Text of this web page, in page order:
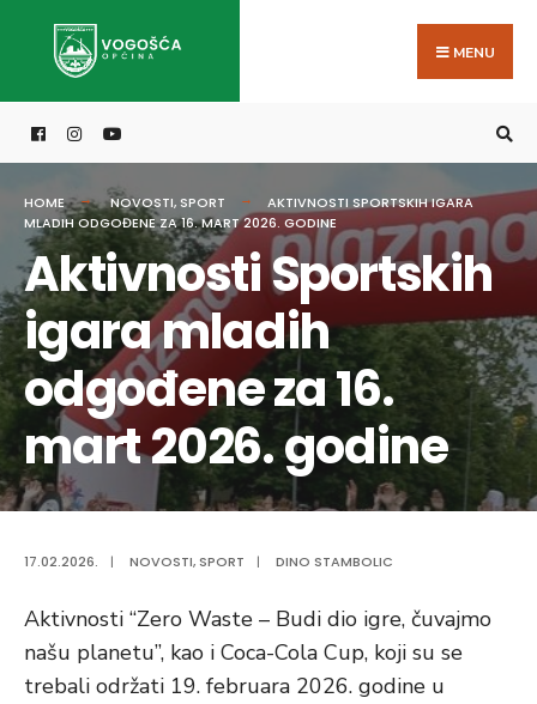
MENU
HOME NOVOSTI, SPORT
AKTIVNOSTI SPORTSKIH IGARA
MLADIH ODGOĐENE ZA 16. MART 2026. GODINE
Aktivnosti Sportskih
igara mladih
odgođene za 16.
mart 2026. godine
17.02.2026. | NOVOSTI, SPORT | DINO STAMBOLIC
Aktivnosti “Zero Waste – Budi dio igre, čuvajmo
našu planetu”, kao i Coca-Cola Cup, koji su se
trebali održati 19. februara 2026. godine u
for: